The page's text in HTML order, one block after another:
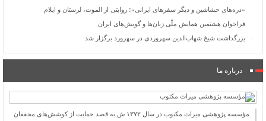
«دره‌های حشاشین و دیگر سفرهای ایرانی»؛ روایتی از الموت، لرستان و ایلام
فراخوان هشتمین همایش ملّی زبان‌ها و گویش‌های ایران
بزرگداشت شیخ شهاب‌الدین سهروردی در سهرورد برگزار شد
درباره ما
مؤسسه پژوهشی میراث مكتوب در سال ۱۳۷۲ ش به قصد حمایت از كوشش‌های محققان